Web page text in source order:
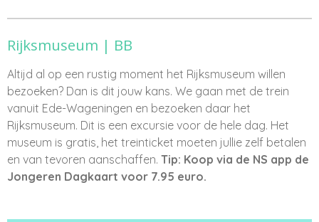
Rijksmuseum | BB
Altijd al op een rustig moment het Rijksmuseum willen
bezoeken? Dan is dit jouw kans. We gaan met de trein
vanuit Ede-Wageningen en bezoeken daar het
Rijksmuseum. Dit is een excursie voor de hele dag. Het
museum is gratis, het treinticket moeten jullie zelf betalen
en van tevoren aanschaffen. Tip: Koop via de NS app de
Jongeren Dagkaart voor 7.95 euro.